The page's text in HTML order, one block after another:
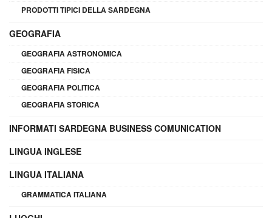
PRODOTTI TIPICI DELLA SARDEGNA
GEOGRAFIA
GEOGRAFIA ASTRONOMICA
GEOGRAFIA FISICA
GEOGRAFIA POLITICA
GEOGRAFIA STORICA
INFORMATI SARDEGNA BUSINESS COMUNICATION
LINGUA INGLESE
LINGUA ITALIANA
GRAMMATICA ITALIANA